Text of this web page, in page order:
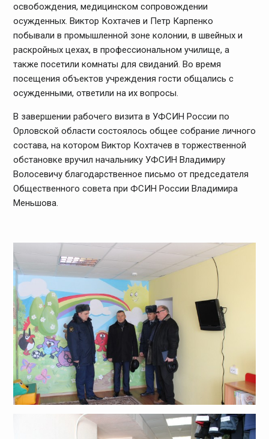
освобождения, медицинском сопровождении
осужденных. Виктор Кохтачев и Петр Карпенко
побывали в промышленной зоне колонии, в швейных и
раскройных цехах, в профессиональном училище, а
также посетили комнаты для свиданий. Во время
посещения объектов учреждения гости общались с
осужденными, ответили на их вопросы.
В завершении рабочего визита в УФСИН России по
Орловской области состоялось общее собрание личного
состава, на котором Виктор Кохтачев в торжественной
обстановке вручил начальнику УФСИН Владимиру
Волосевичу благодарственное письмо от председателя
Общественного совета при ФСИН России Владимира
Меньшова.